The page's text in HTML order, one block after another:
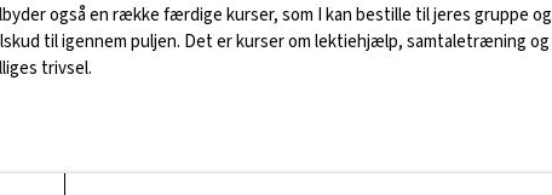
også en række færdige kurser, som I kan bestille til jeres gruppe og
til igennem puljen. Det er kurser om lektiehjælp, samtaletræning og
trivsel.